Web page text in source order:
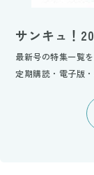
サンキュ！
最新号の特集一覧
定期購読・電子版